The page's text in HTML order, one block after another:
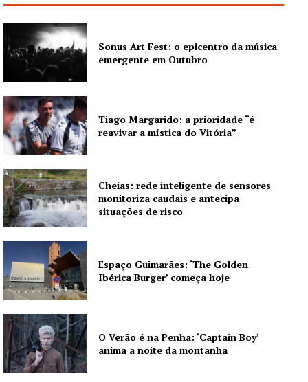
Sonus Art Fest: o epicentro da música
emergente em Outubro
Tiago Margarido: a prioridade “é
reavivar a mística do Vitória”
Cheias: rede inteligente de sensores
monitoriza caudais e antecipa
situações de risco
Espaço Guimarães: ‘The Golden
Ibérica Burger’ começa hoje
O Verão é na Penha: ‘Captain Boy’
anima a noite da montanha